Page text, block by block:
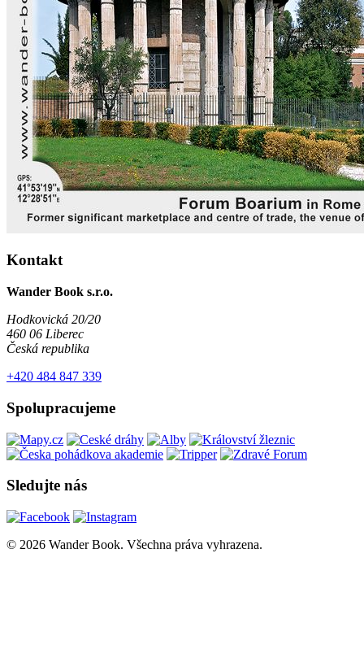
Kontakt
Wander Book s.r.o.
Hodkovická 20/20
460 06 Liberec
Česká republika
+420 484 847 339
Spolupracujeme
Sledujte nás
© 2026 Wander Book. Všechna práva vyhrazena.